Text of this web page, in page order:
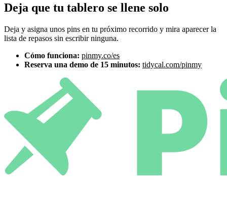
Deja que tu tablero se llene solo
Deja y asigna unos pins en tu próximo recorrido y mira aparecer la
lista de repasos sin escribir ninguna.
Cómo funciona: pinmy.co/es
Reserva una demo de 15 minutos: tidycal.com/pinmy